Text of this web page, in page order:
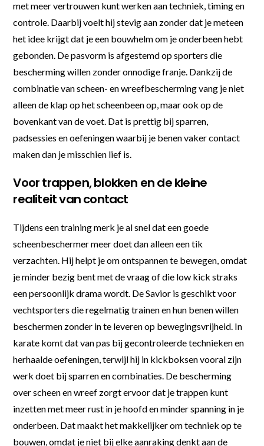
met meer vertrouwen kunt werken aan techniek, timing en
controle. Daarbij voelt hij stevig aan zonder dat je meteen
het idee krijgt dat je een bouwhelm om je onderbeen hebt
gebonden. De pasvorm is afgestemd op sporters die
bescherming willen zonder onnodige franje. Dankzij de
combinatie van scheen- en wreefbescherming vang je niet
alleen de klap op het scheenbeen op, maar ook op de
bovenkant van de voet. Dat is prettig bij sparren,
padsessies en oefeningen waarbij je benen vaker contact
maken dan je misschien lief is.
Voor trappen, blokken en de kleine
realiteit van contact
Tijdens een training merk je al snel dat een goede
scheenbeschermer meer doet dan alleen een tik
verzachten. Hij helpt je om ontspannen te bewegen, omdat
je minder bezig bent met de vraag of die low kick straks
een persoonlijk drama wordt. De Savior is geschikt voor
vechtsporters die regelmatig trainen en hun benen willen
beschermen zonder in te leveren op bewegingsvrijheid. In
karate komt dat van pas bij gecontroleerde technieken en
herhaalde oefeningen, terwijl hij in kickboksen vooral zijn
werk doet bij sparren en combinaties. De bescherming
over scheen en wreef zorgt ervoor dat je trappen kunt
inzetten met meer rust in je hoofd en minder spanning in je
onderbeen. Dat maakt het makkelijker om techniek op te
bouwen, omdat je niet bij elke aanraking denkt aan de